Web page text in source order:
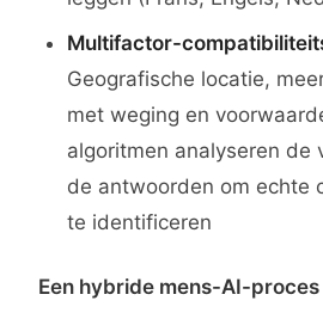
Multifactor-
Geografische locatie,
met weging en
algoritmen analyseren de
de antwoorden om echte
te identificeren
Een hybride mens-AI-proces